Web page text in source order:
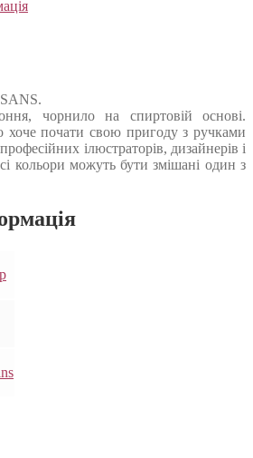
чорнило на спиртовій основі.
хоче почати свою пригоду з ручками
ілюстраторів, дизайнерів і
кольори можуть бути змішані один з